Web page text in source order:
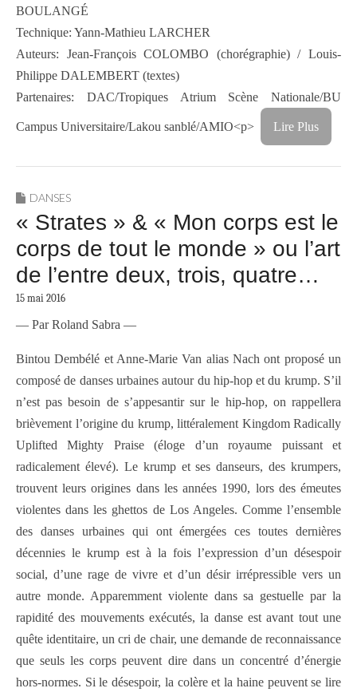
BOULANGÉ
Technique: Yann-Mathieu LARCHER
Auteurs: Jean-François COLOMBO (chorégraphie) / Louis-
Philippe DALEMBERT (textes)
Partenaires: DAC/Tropiques Atrium Scène Nationale/BU
Campus Universitaire/Lakou sanblé/AMIO<p> Lire Plus
DANSES
« Strates » & « Mon corps est le
corps de tout le monde » ou l’art
de l’entre deux, trois, quatre…
15 mai 2016
— Par Roland Sabra —
Bintou Dembélé et Anne-Marie Van alias Nach ont proposé un
composé de danses urbaines autour du hip-hop et du krump. S’il
n’est pas besoin de s’appesantir sur le hip-hop, on rappellera
brièvement l’origine du krump, littéralement Kingdom Radically
Uplifted Mighty Praise (éloge d’un royaume puissant et
radicalement élevé). Le krump et ses danseurs, des krumpers,
trouvent leurs origines dans les années 1990, lors des émeutes
violentes dans les ghettos de Los Angeles. Comme l’ensemble
des danses urbaines qui ont émergées ces toutes dernières
décennies le krump est à la fois l’expression d’un désespoir
social, d’une rage de vivre et d’un désir irrépressible vers un
autre monde. Apparemment violente dans sa gestuelle par la
rapidité des mouvements exécutés, la danse est avant tout une
quête identitaire, un cri de chair, une demande de reconnaissance
que seuls les corps peuvent dire dans un concentré d’énergie
hors-normes. Si le désespoir, la colère et la haine peuvent se lire